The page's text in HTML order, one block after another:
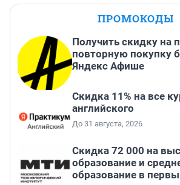
ПРОМОКОДЫ
Получить скидку на
повторную покупку
Яндекс Афише
Скидка 11% на все
английского
До 31 августа, 2026
Скидка 72 000 на
образование и
образование в